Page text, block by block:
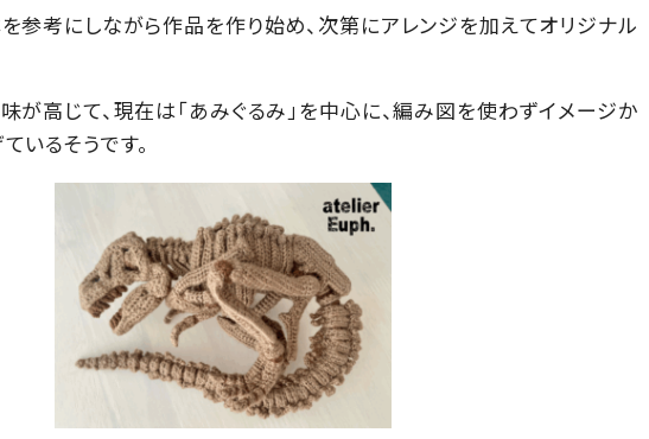
参考にしながら作品を作り始め、次第にアレンジを加えてオリジナル
が高じて、現在は「あみぐるみ」を中心に、編み図を使わずイメージか
いるそうです。